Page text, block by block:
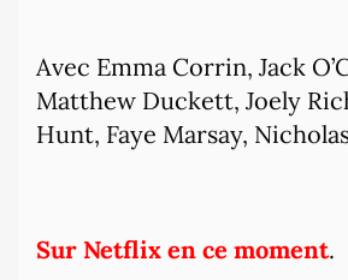
Avec Emma Corrin, Jack
Matthew Duckett, Joely
Hunt, Faye Marsay,
Sur Netflix en ce moment.